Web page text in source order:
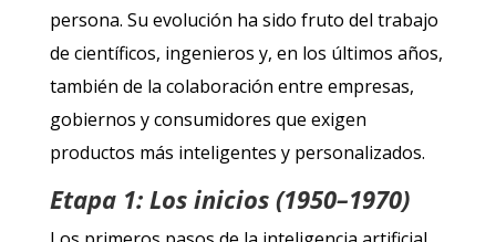
persona. Su evolución ha sido fruto del trabajo
de científicos, ingenieros y, en los últimos años,
también de la colaboración entre empresas,
gobiernos y consumidores que exigen
productos más inteligentes y personalizados.
Etapa 1: Los inicios (1950–1970)